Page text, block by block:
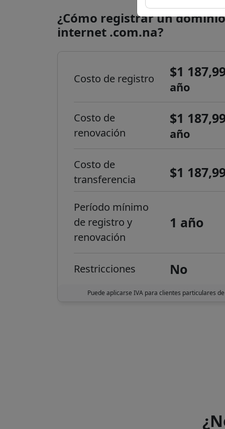
¿Cómo registrar un
internet .com.na?
Costo de registro $1
año
Costo de
renovación
$1
año
Costo de
transferencia
$1
Período mínimo
de registro y
renovación
1 año
Restricciones No
Puede aplicarse IVA para clientes particulares